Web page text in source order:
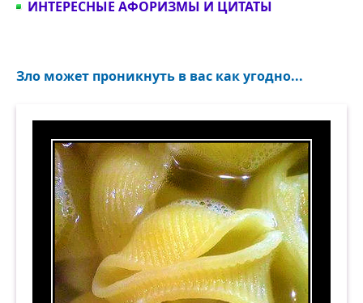
ИНТЕРЕСНЫЕ АФОРИЗМЫ И ЦИТАТЫ
Зло может проникнуть в вас как угодно...